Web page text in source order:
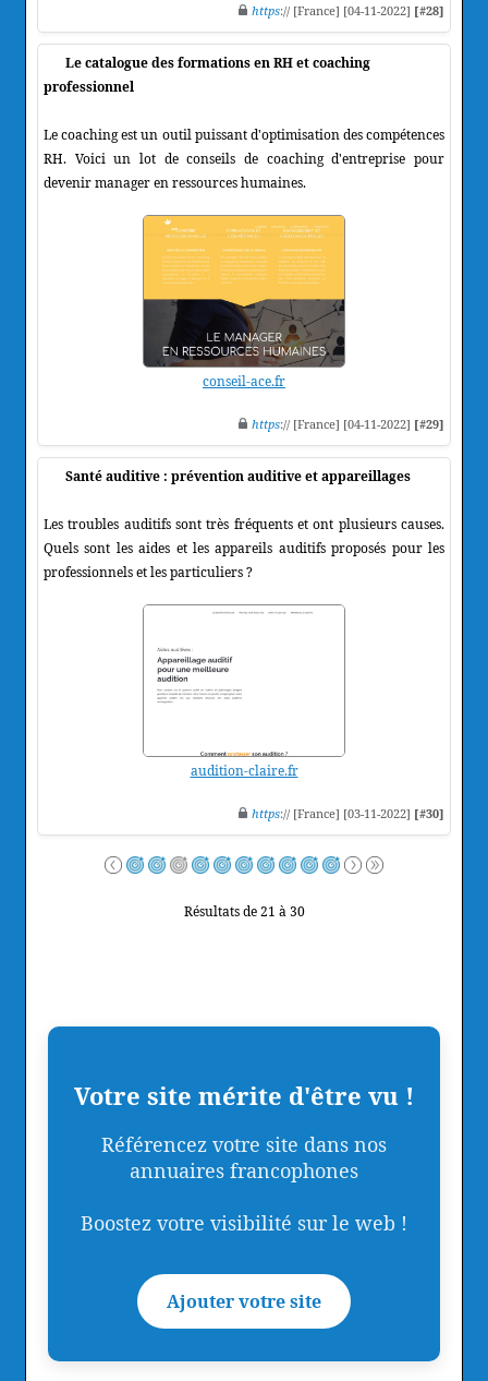
https:// [France] [04-11-2022] [#28]
Le catalogue des formations en RH et coaching
professionnel
Le coaching est un outil puissant d'optimisation des compétences
RH. Voici un lot de conseils de coaching d'entreprise pour
devenir manager en ressources humaines.
conseil-ace.fr
https:// [France] [04-11-2022] [#29]
Santé auditive : prévention auditive et appareillages
Les troubles auditifs sont très fréquents et ont plusieurs causes.
Quels sont les aides et les appareils auditifs proposés pour les
professionnels et les particuliers ?
audition-claire.fr
https:// [France] [03-11-2022] [#30]
Résultats de 21 à 30
Votre site mérite d'être vu !
Référencez votre site dans nos
annuaires francophones
Boostez votre visibilité sur le web !
Ajouter votre site